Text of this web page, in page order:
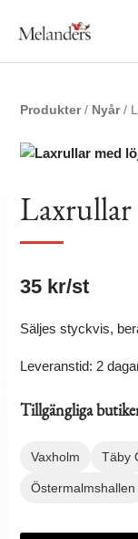
Produkter/ Nyår/
35 kr/st
Säljes styckvis,
Leveranstid: 2
Tillgängliga
Vaxholm Täby
Östermalmshallen